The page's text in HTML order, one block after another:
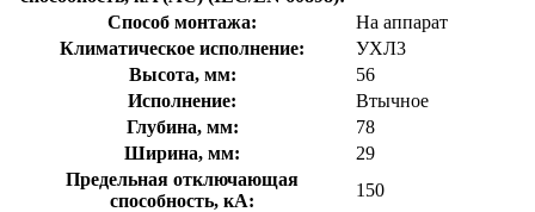
Способ монтажа:
На аппарат
Климатическое исполнение:
УХЛ3
Высота, мм:
56
Исполнение:
Втычное
Глубина, мм:
78
Ширина, мм:
29
Предельная отключающая
способность, кA:
150